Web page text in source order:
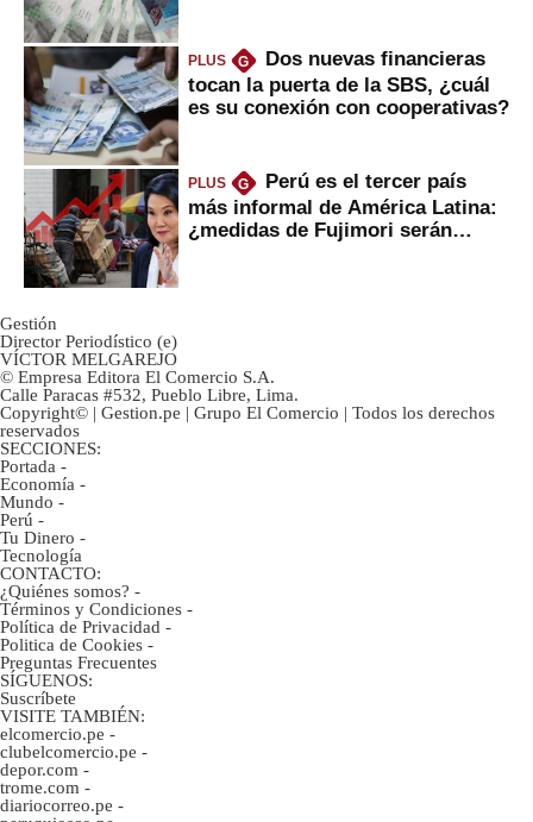
PLUS G
Dos nuevas financieras
tocan la puerta de la SBS, ¿cuál
es su conexión con cooperativas?
PLUS G
Perú es el tercer país
más informal de América Latina:
¿medidas de Fujimori serán
Gestión
Director Periodístico (e)
VÍCTOR MELGAREJO
© Empresa Editora El Comercio S.A.
Calle Paracas #532, Pueblo Libre, Lima.
Copyright© | Gestion.pe | Grupo El Comercio | Todos los derechos
reservados
SECCIONES:
Portada -
Economía -
Mundo -
Perú -
Tu Dinero -
Tecnología
CONTACTO:
¿Quiénes somos? -
Términos y Condiciones -
Política de Privacidad -
Politica de Cookies -
Preguntas Frecuentes
SÍGUENOS:
Suscríbete
VISITE TAMBIÉN:
elcomercio.pe -
clubelcomercio.pe -
depor.com -
trome.com -
diariocorreo.pe -